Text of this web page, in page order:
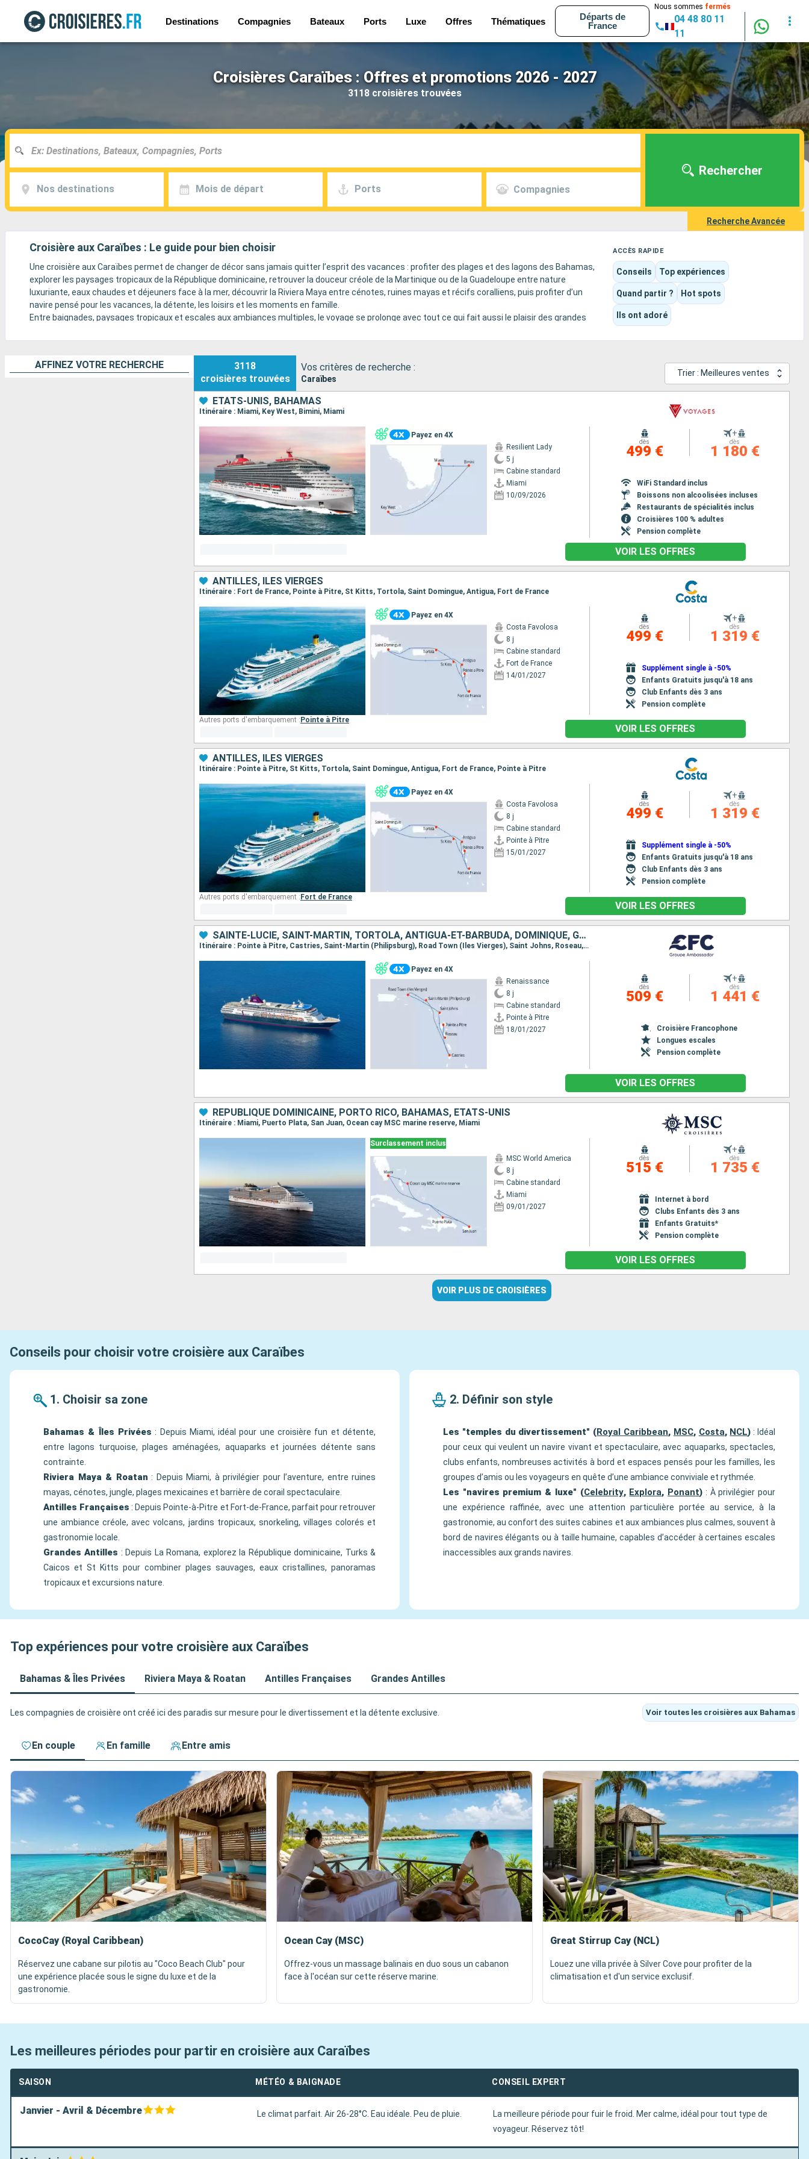
Destinations Compagnies Bateaux Ports Luxe Offres Thématiques
Départs de
France
Nous sommes fermés
04 48 80 11
11
Croisières Caraïbes : Offres et promotions 2026 - 2027
3118 croisières trouvées
Nos destinations Mois de départ Ports Compagnies
Rechercher
Recherche Avancée
Croisière aux Caraïbes : Le guide pour bien choisir
Une croisière aux Caraïbes permet de changer de décor sans jamais quitter l’esprit des vacances : profiter des plages et des lagons des Bahamas,
explorer les paysages tropicaux de la République dominicaine, retrouver la douceur créole de la Martinique ou de la Guadeloupe entre nature
luxuriante, eaux chaudes et déjeuners face à la mer, découvrir la Riviera Maya entre cénotes, ruines mayas et récifs coralliens, puis profiter d’un
navire pensé pour les vacances, la détente, les loisirs et les moments en famille.
Entre baignades, paysages tropicaux et escales aux ambiances multiples, le voyage se prolonge avec tout ce qui fait aussi le plaisir des grandes
Selon l’itinéraire et le bateau choisis, la croisière peut se vivre comme une parenthèse de détente, une aventure tropicale, des vacances familiales
rythmées par les loisirs à bord - ou un peu tout cela à la fois.
ACCÈS RAPIDE
Conseils Top expériences
Quand partir ? Hot spots
Ils ont adoré
AFFINEZ VOTRE RECHERCHE
3118
croisières trouvées
Vos critères de recherche :
Caraïbes
Trier : Meilleures ventes
ÉTATS-UNIS, BAHAMAS
Itinéraire : Miami, Key West, Bimini, Miami
Payez en 4X
Resilient Lady
5 j
Cabine standard
Miami
10/09/2026
dès
499 €
+
dès
1 180 €
WiFi Standard inclus
Boissons non alcoolisées incluses
Restaurants de spécialités inclus
Croisières 100 % adultes
Pension complète
VOIR LES OFFRES
ANTILLES, ILES VIERGES
Itinéraire : Fort de France, Pointe à Pitre, St Kitts, Tortola, Saint Domingue, Antigua, Fort de France
Payez en 4X
Costa Favolosa
8 j
Cabine standard
Fort de France
14/01/2027
dès
499 €
+
dès
1 319 €
Supplément single à -50%
Enfants Gratuits jusqu'à 18 ans
Club Enfants dès 3 ans
Pension complète
Autres ports d'embarquement : Pointe à Pitre
VOIR LES OFFRES
ANTILLES, ILES VIERGES
Itinéraire : Pointe à Pitre, St Kitts, Tortola, Saint Domingue, Antigua, Fort de France, Pointe à Pitre
Payez en 4X
Costa Favolosa
8 j
Cabine standard
Pointe à Pitre
15/01/2027
dès
499 €
+
dès
1 319 €
Supplément single à -50%
Enfants Gratuits jusqu'à 18 ans
Club Enfants dès 3 ans
Pension complète
Autres ports d'embarquement : Fort de France
VOIR LES OFFRES
SAINTE-LUCIE, SAINT-MARTIN, TORTOLA, ANTIGUA-ET-BARBUDA, DOMINIQUE, GUADELOUPE
Itinéraire : Pointe à Pitre, Castries, Saint-Martin (Philipsburg), Road Town (Iles Vierges), Saint Johns, Roseau, Pointe à Pitre
Payez en 4X
Renaissance
8 j
Cabine standard
Pointe à Pitre
18/01/2027
dès
509 €
+
dès
1 441 €
Croisière Francophone
Longues escales
Pension complète
VOIR LES OFFRES
RÉPUBLIQUE DOMINICAINE, PORTO RICO, BAHAMAS, ÉTATS-UNIS
Itinéraire : Miami, Puerto Plata, San Juan, Ocean cay MSC marine reserve, Miami
Surclassement inclus
MSC World America
8 j
Cabine standard
Miami
09/01/2027
dès
515 €
+
dès
1 735 €
Internet à bord
Clubs Enfants dès 3 ans
Enfants Gratuits*
Pension complète
VOIR LES OFFRES
VOIR PLUS DE CROISIÈRES
Conseils pour choisir votre croisière aux Caraïbes
1. Choisir sa zone
Bahamas & Îles Privées : Depuis Miami, idéal pour une croisière fun et détente,
entre lagons turquoise, plages aménagées, aquaparks et journées détente sans
contrainte.
Riviera Maya & Roatan : Depuis Miami, à privilégier pour l’aventure, entre ruines
mayas, cénotes, jungle, plages mexicaines et barrière de corail spectaculaire.
Antilles Françaises : Depuis Pointe-à-Pitre et Fort-de-France, parfait pour retrouver
une ambiance créole, avec volcans, jardins tropicaux, snorkeling, villages colorés et
gastronomie locale.
Grandes Antilles : Depuis La Romana, explorez la République dominicaine, Turks &
Caicos et St Kitts pour combiner plages sauvages, eaux cristallines, panoramas
tropicaux et excursions nature.
2. Définir son style
Les "temples du divertissement" (Royal Caribbean, MSC, Costa, NCL) : Idéal
pour ceux qui veulent un navire vivant et spectaculaire, avec aquaparks, spectacles,
clubs enfants, nombreuses activités à bord et espaces pensés pour les familles, les
groupes d’amis ou les voyageurs en quête d’une ambiance conviviale et rythmée.
Les "navires premium & luxe" (Celebrity, Explora, Ponant) : À privilégier pour
une expérience raffinée, avec une attention particulière portée au service, à la
gastronomie, au confort des suites cabines et aux ambiances plus calmes, souvent à
bord de navires élégants ou à taille humaine, capables d’accéder à certaines escales
inaccessibles aux grands navires.
Top expériences pour votre croisière aux Caraïbes
Bahamas & Îles Privées Riviera Maya & Roatan Antilles Françaises Grandes Antilles
Les compagnies de croisière ont créé ici des paradis sur mesure pour le divertissement et la détente exclusive. Voir toutes les croisières aux Bahamas
En couple En famille Entre amis
CocoCay (Royal Caribbean)
Réservez une cabane sur pilotis au "Coco Beach Club" pour
une expérience placée sous le signe du luxe et de la
gastronomie.
Ocean Cay (MSC)
Offrez-vous un massage balinais en duo sous un cabanon
face à l'océan sur cette réserve marine.
Great Stirrup Cay (NCL)
Louez une villa privée à Silver Cove pour profiter de la
climatisation et d'un service exclusif.
Les meilleures périodes pour partir en croisière aux Caraïbes
SAISON MÉTÉO & BAIGNADE CONSEIL EXPERT
Janvier - Avril & Décembre Le climat parfait. Air 26-28°C. Eau idéale. Peu de pluie.
La meilleure période pour fuir le froid. Mer calme, idéal pour tout type de
voyageur. Réservez tôt!